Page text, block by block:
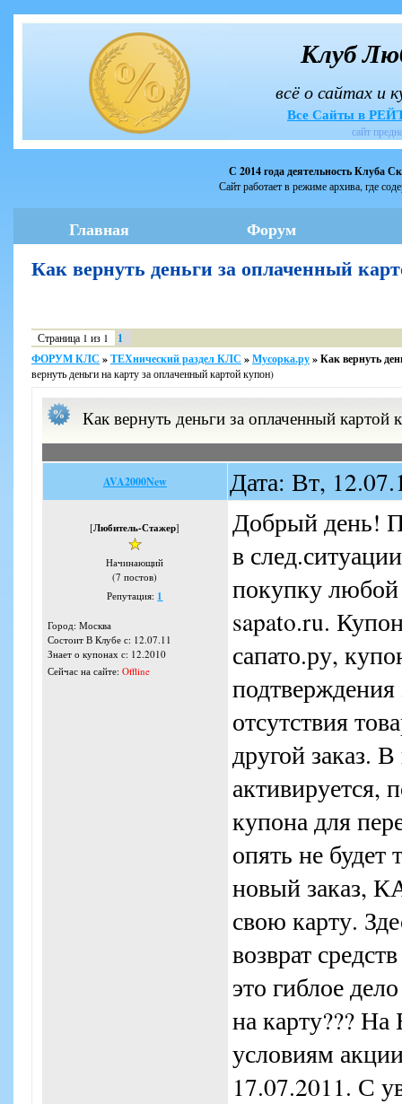
Клуб
всё о сайтах и
Все Сайты в
сайт
С 2014 года деятельность Клуба
Сайт работает в режиме архива, где
Главная Форум
Как вернуть деньги за оплаченный
Страница 1 из 1
1
ФОРУМ КЛС »ТЕХнический раздел КЛС »Мусорка.ру»Как вернуть
вернуть деньги на карту за оплаченный картой купон)
Как вернуть деньги за оплаченный картой
AVA2000New Дата: Вт,
[Любитель-Стажер]
Начинающий
(7 постов)
Репутация: 1
Город: Москва
Состоит В Клубе с: 12.07.11
Знает о купонах с: 12.2010
Сейчас на сайте: Offline
Добрый день!
в
покупку любой
sapato.ru.
сапато.ру,
подтверждения
отсутствия
другой заказ.
активируется,
купона для
опять не
новый заказ,
свою карту.
возврат
это гиблое
на карту???
условиям
17.07.2011. С